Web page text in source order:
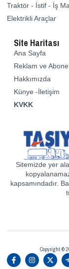
Traktör - İstif - İş
Elektrikli Araçlar
Site Haritası
Ana Sayfa
Reklam ve Abone
Hakkımızda
Künye -İletişim
KVKK
Sitemizde yer
kapsamındadır.
Copyright ©